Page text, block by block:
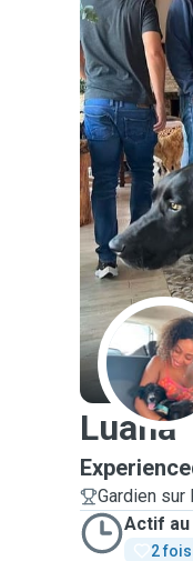
L
Luana
Gardien
Actif au
2